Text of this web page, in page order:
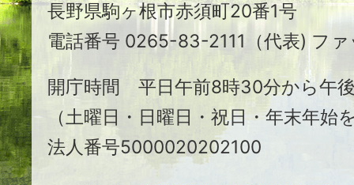
根
市
長野県駒ヶ根市赤須町20番1号
電話番号 0265-83-2111（代表) フ
開庁時間 平日午前8時30分から午
（土曜日・日曜日・祝日・年末年始
法人番号5000020202100